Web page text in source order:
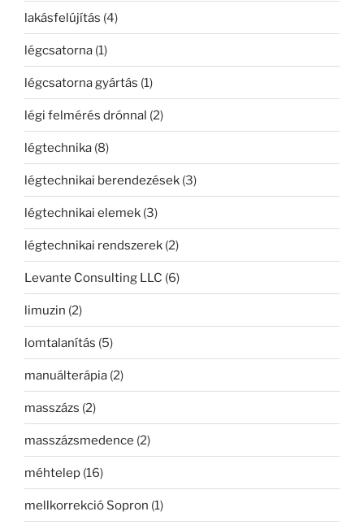
lakásfelújítás (4)
légcsatorna (1)
légcsatorna gyártás (1)
légi felmérés drónnal (2)
légtechnika (8)
légtechnikai berendezések (3)
légtechnikai elemek (3)
légtechnikai rendszerek (2)
Levante Consulting LLC (6)
limuzin (2)
lomtalanítás (5)
manuálterápia (2)
masszázs (2)
masszázsmedence (2)
méhtelep (16)
mellkorrekció Sopron (1)